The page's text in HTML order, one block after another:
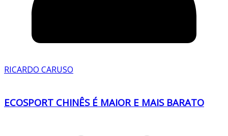
RICARDO CARUSO
ECOSPORT CHINÊS É MAIOR E MAIS BARATO